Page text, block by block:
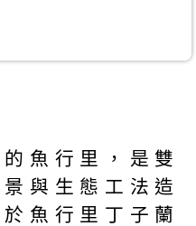
魚行里，是雙
與生態工法造
魚行里丁子蘭